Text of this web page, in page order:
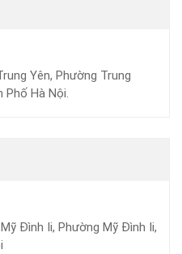
Yên, Phường Trung
Phố Hà Nội.
Đình Ii, Phường Mỹ Đình Ii,